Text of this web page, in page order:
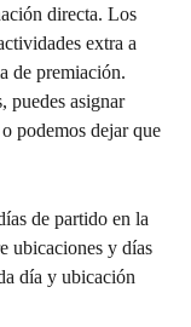
directa. Los
extra a
de premiación.
puedes asignar
podemos dejar que
de partido en la
ubicaciones y días
día y ubicación